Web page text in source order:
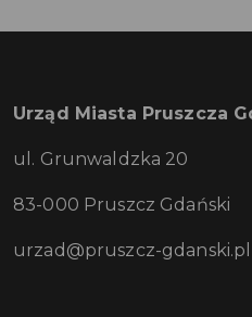
Urząd Miasta Pruszcza
ul. Grunwaldzka 20
83-000 Pruszcz Gdański
urzad@pruszcz-gdanski.pl